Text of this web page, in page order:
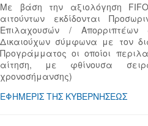
Mε βάση την αξιολόγηση
αιτούντων εκδίδονται
Επιλαχουσών /
Δικαιούχων σύμφωνα με τον
Προγράμματος οι οποίοι
αίτηση, με φθίνουσα
χρονοσήμανσης)
ΕΦΗΜΕΡΙΣ ΤΗΣ ΚΥΒΕΡΝΗΣΕΩΣ